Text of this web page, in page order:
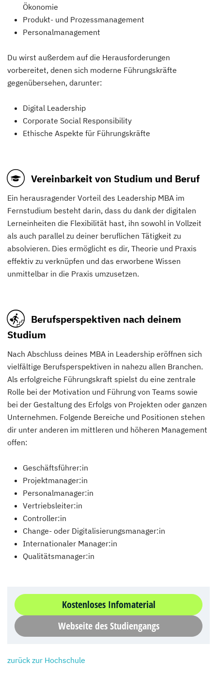
Ökonomie
Produkt- und Prozessmanagement
Personalmanagement
Du wirst außerdem auf die Herausforderungen
vorbereitet, denen sich moderne Führungskräfte
gegenübersehen, darunter:
Digital Leadership
Corporate Social Responsibility
Ethische Aspekte für Führungskräfte
Vereinbarkeit von Studium und Beruf
Ein herausragender Vorteil des Leadership MBA im
Fernstudium besteht darin, dass du dank der digitalen
Lerneinheiten die Flexibilität hast, ihn sowohl in Vollzeit
als auch parallel zu deiner beruflichen Tätigkeit zu
absolvieren. Dies ermöglicht es dir, Theorie und Praxis
effektiv zu verknüpfen und das erworbene Wissen
unmittelbar in die Praxis umzusetzen.
Berufsperspektiven nach deinem
Studium
Nach Abschluss deines MBA in Leadership eröffnen sich
vielfältige Berufsperspektiven in nahezu allen Branchen.
Als erfolgreiche Führungskraft spielst du eine zentrale
Rolle bei der Motivation und Führung von Teams sowie
bei der Gestaltung des Erfolgs von Projekten oder ganzen
Unternehmen. Folgende Bereiche und Positionen stehen
dir unter anderen im mittleren und höheren Management
offen:
Geschäftsführer:in
Projektmanager:in
Personalmanager:in
Vertriebsleiter:in
Controller:in
Change- oder Digitalisierungsmanager:in
Internationaler Manager:in
Qualitätsmanager:in
Kostenloses Infomaterial
Webseite des Studiengangs
zurück zur Hochschule